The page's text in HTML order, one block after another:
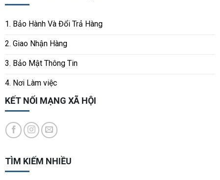
1. Bảo Hành Và Đổi Trả Hàng
2. Giao Nhận Hàng
3. Bảo Mật Thông Tin
4. Nơi Làm việc
KẾT NỐI MẠNG XÃ HỘI
TÌM KIẾM NHIỀU